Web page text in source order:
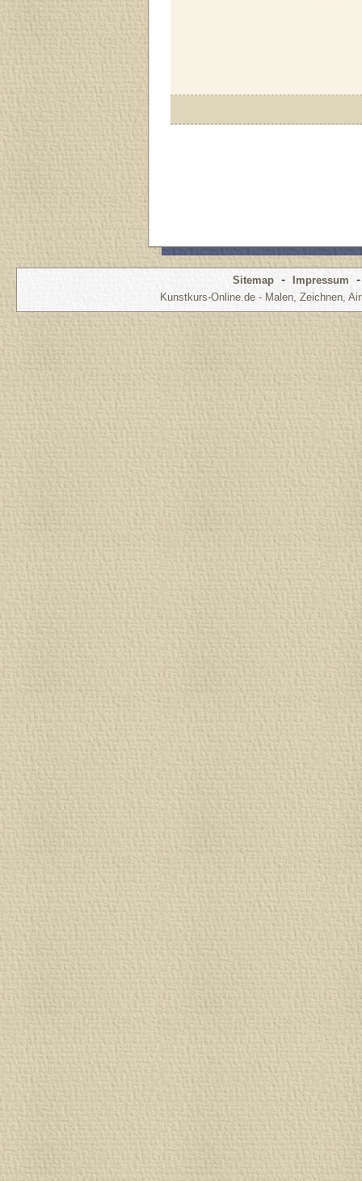
Sitemap - Impressum
Kunstkurs-Online.de - Malen, Zeichnen,